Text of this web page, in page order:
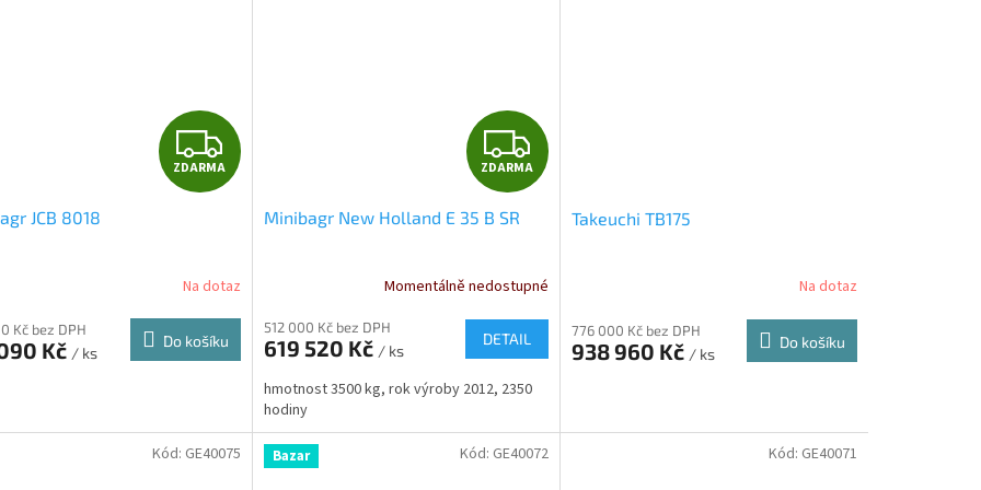
Z
D
R
M
A
ZDARMA
JCB 8018
Na dotaz
Kč bez DPH
Kč / ks
Do košíku
Z
D
R
M
A
ZDARMA
Minibagr New Holland E 35 B SR
Momentálně nedostupné
512 000 Kč bez DPH
619 520 Kč / ks
DETAIL
hmotnost 3500 kg, rok výroby 2012, 2350
hodiny
Takeuchi TB175
Na dotaz
776 000 Kč bez DPH
938 960 Kč / ks
Do košíku
Kód: GE40075 Bazar Kód: GE40072 Kód: GE40071